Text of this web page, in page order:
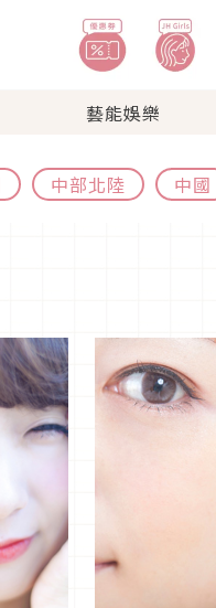
藝能娛樂
中部北陸 中國